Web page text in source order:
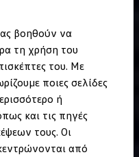
βοηθούν να
τη χρήση του
του. Με
ποιες σελίδες
ή
και τις πηγές
τους. Οι
από
Credit
Sales
και υγρά